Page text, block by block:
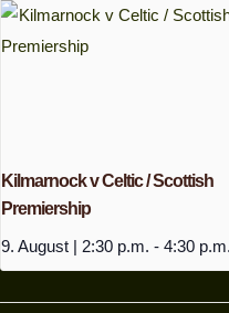
Kilmarnock v Celtic / Scottish
Premiership
9. August | 2:30 p.m. - 4:30 p.m.